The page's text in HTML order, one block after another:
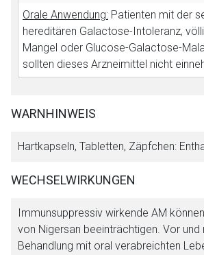
Orale Anwendung: Patienten mit der
hereditären Galactose-Intoleranz,
Mangel oder Glucose-Galactose-
sollten dieses Arzneimittel nicht
WARNHINWEIS
Hartkapseln, Tabletten, Zäpfchen:
WECHSELWIRKUNGEN
Immunsuppressiv wirkende AM
von Nigersan beeinträchtigen. Vor und
Behandlung mit oral verabreichten